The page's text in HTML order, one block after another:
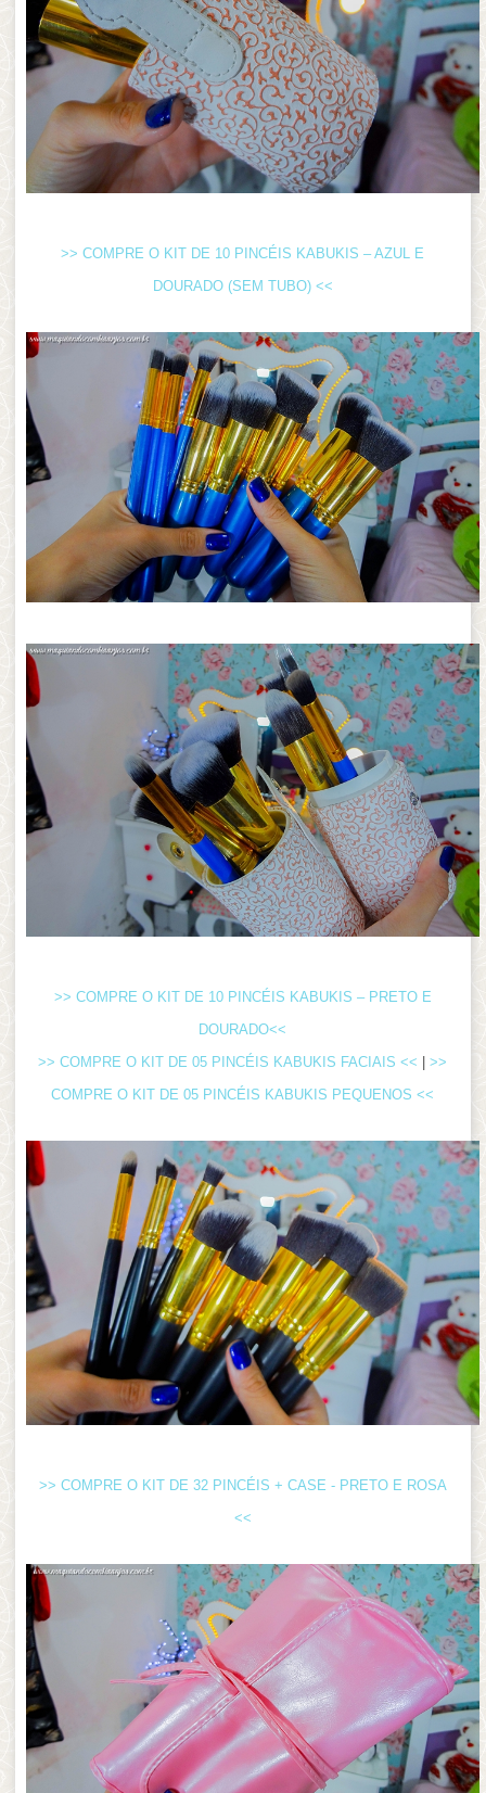
>> COMPRE O KIT DE 10 PINCÉIS KABUKIS – AZUL E
DOURADO (SEM TUBO) <<
>> COMPRE O KIT DE 10 PINCÉIS KABUKIS – PRETO E
DOURADO<<
>> COMPRE O KIT DE 05 PINCÉIS KABUKIS FACIAIS << |>>
COMPRE O KIT DE 05 PINCÉIS KABUKIS PEQUENOS <<
>> COMPRE O KIT DE 32 PINCÉIS + CASE - PRETO E ROSA
<<